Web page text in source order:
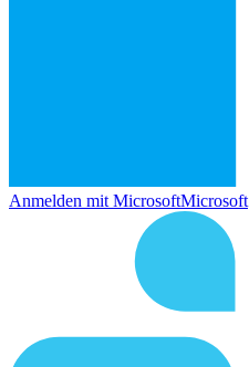
Anmelden mit MicrosoftMicrosoft